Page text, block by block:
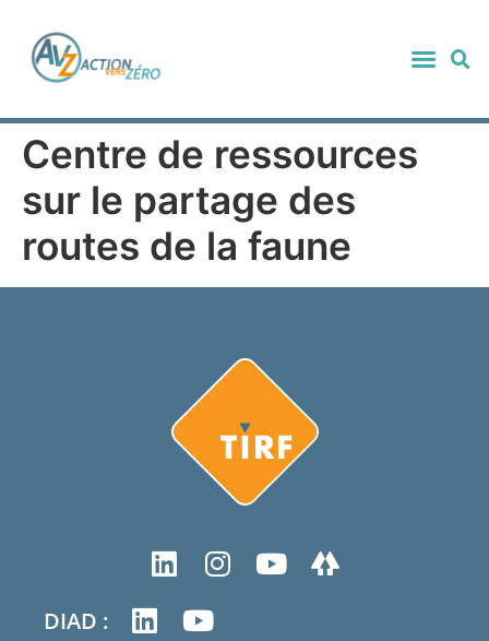
Centre de ressources
sur le partage des
routes de la faune
DIAD :